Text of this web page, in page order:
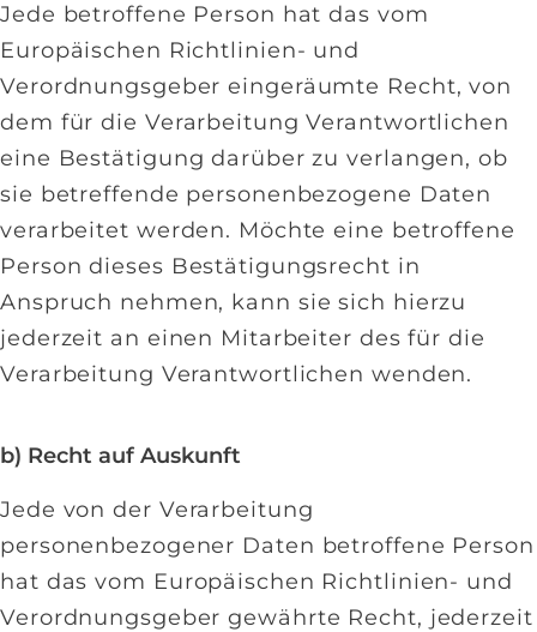
Jede betroffene Person hat das vom
Europäischen Richtlinien- und
Verordnungsgeber eingeräumte Recht, von
dem für die Verarbeitung Verantwortlichen
eine Bestätigung darüber zu verlangen, ob
sie betreffende personenbezogene Daten
verarbeitet werden. Möchte eine betroffene
Person dieses Bestätigungsrecht in
Anspruch nehmen, kann sie sich hierzu
jederzeit an einen Mitarbeiter des für die
Verarbeitung Verantwortlichen wenden.
b) Recht auf Auskunft
Jede von der Verarbeitung
personenbezogener Daten betroffene Person
hat das vom Europäischen Richtlinien- und
Verordnungsgeber gewährte Recht, jederzeit